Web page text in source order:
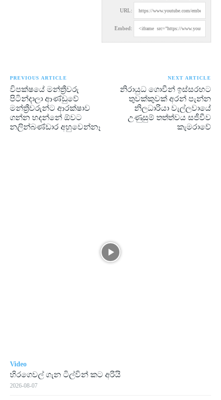
URL:
Embed:
PREVIOUS ARTICLE
විපක්ෂයේ මන්ත්‍රීවරු
පිටින්දාලා ආණ්ඩුවේ
මන්ත්‍රීවරුන්ට ආරක්ෂාව
ගන්න හදන්නේ ඕවට
නලින්බණ්ඩාර අහුවෙන්නෑ
NEXT ARTICLE
නිරායුධ ගොවීන් ඉස්සරහට
තුවක්කුවක් අරන් පැන්න
නිලධාරියා වැල්ලවායේ
උණුසුම් තත්ත්වය සජීවීව
කැමරාවේ
Video
හිරගෙවල් ගැන ටිල්වින් කට අරියි
2026-08-07